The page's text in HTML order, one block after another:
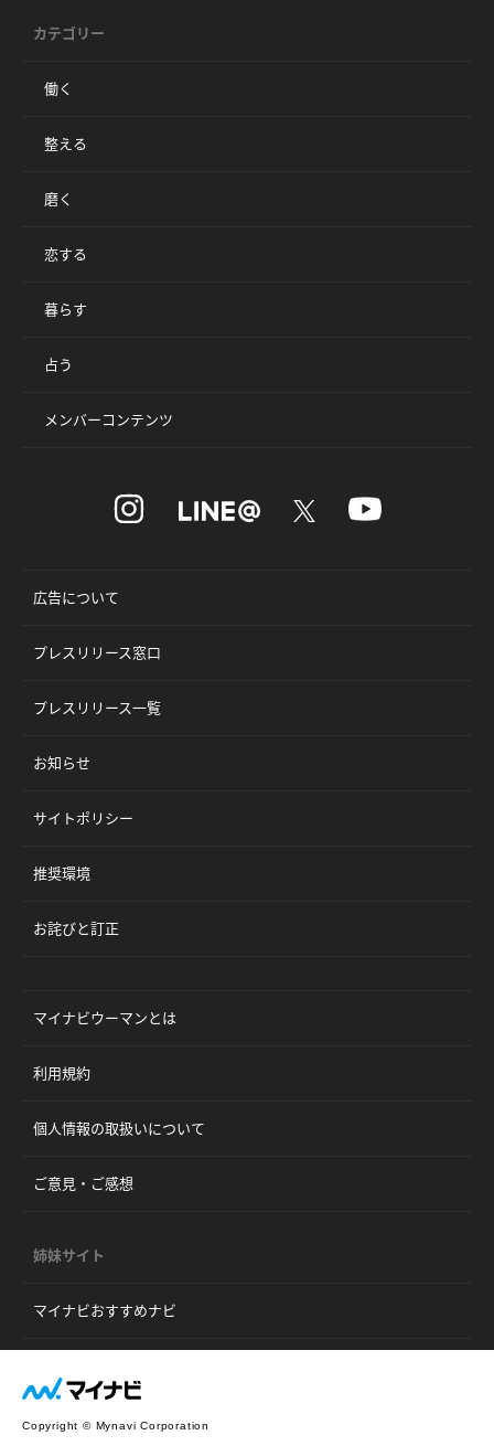
カテゴリー
働く
整える
磨く
恋する
暮らす
占う
メンバーコンテンツ
広告について
プレスリリース窓口
プレスリリース一覧
お知らせ
サイトポリシー
推奨環境
お詫びと訂正
マイナビウーマンとは
利用規約
個人情報の取扱いについて
ご意見・ご感想
姉妹サイト
マイナビおすすめナビ
Copyright © Mynavi Corporation